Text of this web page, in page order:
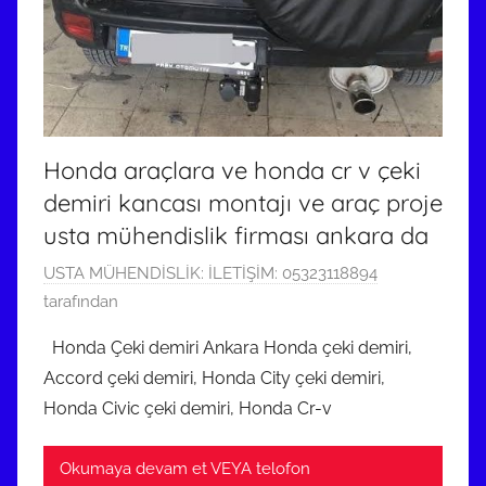
d
e
l
i
ş
Honda araçlara ve honda cr v çeki
demiri kancası montajı ve araç proje
usta mühendislik firması ankara da
4
N
a
n
2
USTA MÜHENDİSLİK: İLETİŞİM: 05323118894
tarafından
Honda Çeki demiri Ankara Honda çeki demiri,
Accord çeki demiri, Honda City çeki demiri,
Honda Civic çeki demiri, Honda Cr-v
Okumaya devam et VEYA telofon